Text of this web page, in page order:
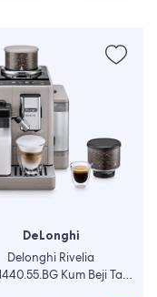
DeLonghi
Delonghi Rivelia
Kum Beji Tam